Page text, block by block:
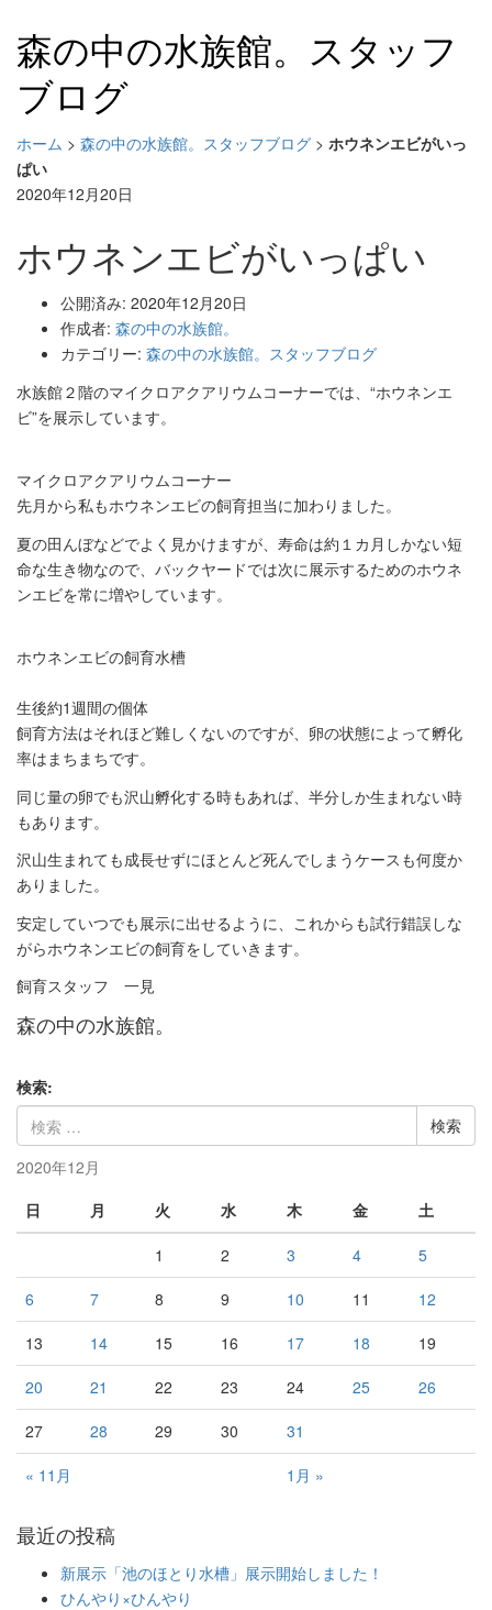
森の中の水族館。スタッフ
ブログ
ホーム > 森の中の水族館。スタッフブログ > ホウネンエビがいっ
ぱい
2020年12月20日
ホウネンエビがいっぱい
公開済み: 2020年12月20日
作成者: 森の中の水族館。
カテゴリー: 森の中の水族館。スタッフブログ
水族館２階のマイクロアクアリウムコーナーでは、“ホウネンエ
ビ”を展示しています。
マイクロアクアリウムコーナー
先月から私もホウネンエビの飼育担当に加わりました。
夏の田んぼなどでよく見かけますが、寿命は約１カ月しかない短
命な生き物なので、バックヤードでは次に展示するためのホウネ
ンエビを常に増やしています。
ホウネンエビの飼育水槽
生後約1週間の個体
飼育方法はそれほど難しくないのですが、卵の状態によって孵化
率はまちまちです。
同じ量の卵でも沢山孵化する時もあれば、半分しか生まれない時
もあります。
沢山生まれても成長せずにほとんど死んでしまうケースも何度か
ありました。
安定していつでも展示に出せるように、これからも試行錯誤しな
がらホウネンエビの飼育をしていきます。
飼育スタッフ 一見
森の中の水族館。
検索:
2020年12月
日
月 火 水 木 金 土
« 11月 1月 »
1 2 3 4
5
6
7 8 9 10 11
12
13
14 15 16 17 18
19
20
21 22 23 24 25
26
27
28 29 30 31
最近の投稿
新展示「池のほとり水槽」展示開始しました！
ひんやり×ひんやり